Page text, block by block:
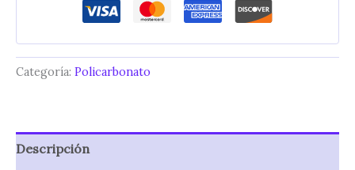
Categoría: Policarbonato
Descripción